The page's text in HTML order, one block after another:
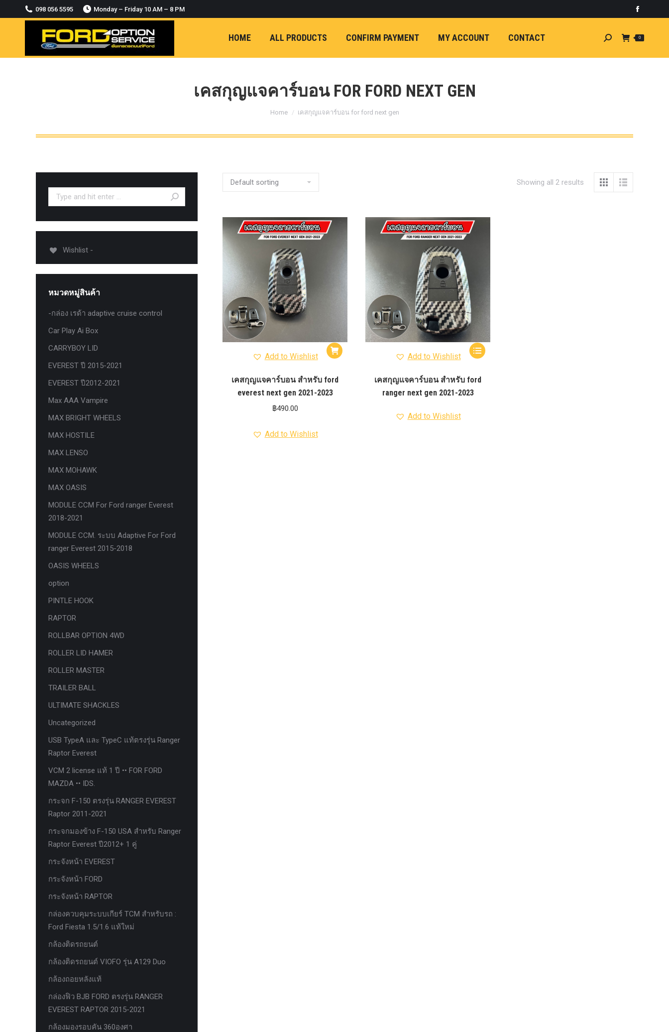
098 056 5595 Monday – Friday 10 AM – 8 PM
HOME ALL PRODUCTS CONFIRM PAYMENT MY ACCOUNT CONTACT Search: 0
เคสกุญแจคาร์บอน FOR FORD NEXT GEN
You are here:
Home เคสกุญแจคาร์บอน for ford next gen
Showing all 2 results
Add to Wishlist
เคสกุญแจคาร์บอน สำหรับ ford
everest next gen 2021-2023
฿490.00
Add to Wishlist
Add to Wishlist
เคสกุญแจคาร์บอน สำหรับ ford
ranger next gen 2021-2023
Add to Wishlist
Search:
Wishlist -
หมวดหมู่สินค้า
-กล่อง เรด้า adaptive cruise control
Car Play Ai Box
CARRYBOY LID
EVEREST ปี 2015-2021
EVEREST ปี2012-2021
Max AAA Vampire
MAX BRIGHT WHEELS
MAX HOSTILE
MAX LENSO
MAX MOHAWK
MAX OASIS
MODULE CCM For Ford ranger Everest
2018-2021
MODULE CCM. ระบบ Adaptive For Ford
ranger Everest 2015-2018
OASIS WHEELS
option
PINTLE HOOK
RAPTOR
ROLLBAR OPTION 4WD
ROLLER LID HAMER
ROLLER MASTER
TRAILER BALL
ULTIMATE SHACKLES
Uncategorized
USB TypeA และ TypeC แท้ตรงรุ่น Ranger
Raptor Everest
VCM 2 license แท้ 1 ปี •• FOR FORD
MAZDA •• IDS.
กระจก F-150 ตรงรุ่น RANGER EVEREST
Raptor 2011-2021
กระจกมองข้าง F-150 USA สำหรับ Ranger
Raptor Everest ปี2012+ 1 คู่
กระจังหน้า EVEREST
กระจังหน้า FORD
กระจังหน้า RAPTOR
กล่องควบคุมระบบเกียร์ TCM สำหรับรถ :
Ford Fiesta 1.5/1.6 แท้ใหม่
กล้องติดรถยนต์
กล้องติดรถยนต์ VIOFO รุ่น A129 Duo
กล้องถอยหลังแท้
กล่องฟิว BJB FORD ตรงรุ่น RANGER
EVEREST RAPTOR 2015-2021
กล้องมองรอบคัน 360องศา
MODULE CCM. ระบบ Adaptive For Ford
ranger Everest 2015-2018
OASIS WHEELS
ROLLER LID HAMER
TRAILER BALL
ULTIMATE SHACKLES
Uncategorized
USB TypeA และ TypeC แท้ตรงรุ่น
VCM 2 license แท้ 1 ปี •• FOR FORD
MAZDA •• IDS.
Raptor 2011-2021
กระจกมองข้าง F-150 USA สำหรับ
Ranger Raptor Everest ปี2012+ 1 คู่
กระจังหน้า EVEREST
กระจังหน้า FORD
กระจังหน้า RAPTOR
กล่องควบคุมระบบเกียร์ TCM สำหรับรถ :
EVEREST RAPTOR 2015-2021
กล้องมองรอบคัน 360องศา
กล่องเครื่องแท้ Module PCM Ford (SID
control system ตรงรุ่น Ranger Everest
Raptor Mc 2015 -2021
กล่องเพิ่มรีโมทสตาร์ท ตรงรุ่น Ranger
Everest Raptor Mc 2015 -2021 (ปลั๊ก
ระบบ **
ก้อนรองหลัง option 4wd
ก้อนรองหลังปรับองศา OPTION 4WD
กันชนท้าย OPTION
กันชนท้าย Outlander
กันชนหน้า OPTION
กันชนหน้ารุ่น HAMER
กันชนหลัง HAMER
กันแคร้ง opton 4wd
กันแคร้งเหล็ก HAMER
กันแคร้งเหล็ก OUTLANDER
กันแคร้งแร็พเตอร์
ครีบฉลาม
ครีบฉลาม next gen 2022
คานลากจูงแท้ ford
งานไฟท้ายF-150
งานไฟหน้า F-150
หน้า กล้องถอยหลัง การ์ดมอเตอร์พวงมาลัยไฟฟ้า
FORD RANGER NEXTGEN 2022 ก้อน
OPTION 4WD ขนาด
1 นิ้ว (25mm) สี
เหลืองก้อนรองหลัง
ปรับองศา OPTION
ตรงรุ่น -FORD RANGER T6ตรง
รุ่น -ISUZU V-CROSS (2012-
ตรงรุ่น -MAZDA BT50
PRO (2012-ON)
ตรงรุ่น -
TOYOTA VIGO
ปีกนกปรับองศา Option
ปีกนกปรับองศา Option
4WD ดำฝาแดง
ปีกนกปรับองศา Option 4WD
ฟ้าฝาแดง ปีกนกปรับองศา Option
4WD เหลืองฝาฟ้า ปีกนกปรับองศา
Option 4WD แดงฝาดำ
ห่วงโอเมก้าอลูมิเนียม
OPTION 4WD (สีแดง)
อัพเกรด ไฟหน้า